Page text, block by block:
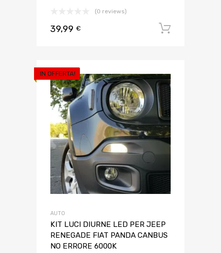
(0 reviews)
39,99 €
IN OFFERTA!
AUTO
KIT LUCI DIURNE LED PER JEEP
RENEGADE FIAT PANDA CANBUS
NO ERRORE 6000K